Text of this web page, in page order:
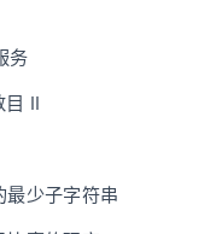
务
目 II
少子字符串